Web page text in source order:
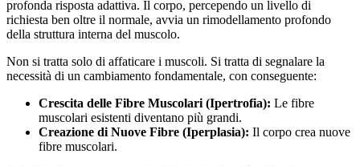
profonda risposta adattiva. Il corpo, percependo un livello di
richiesta ben oltre il normale, avvia un rimodellamento profondo
della struttura interna del muscolo.
Non si tratta solo di affaticare i muscoli. Si tratta di segnalare la
necessità di un cambiamento fondamentale, con conseguente:
Crescita delle Fibre Muscolari (Ipertrofia): Le fibre
muscolari esistenti diventano più grandi.
Creazione di Nuove Fibre (Iperplasia): Il corpo crea nuove
fibre muscolari.